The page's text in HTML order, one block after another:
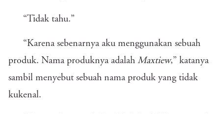
“Tidak tahu.”
“Karena sebenarnya aku menggunakan sebuah
produk. Nama produknya adalah Maxtiew,” katanya
sambil menyebut sebuah nama produk yang tidak
kukenal.